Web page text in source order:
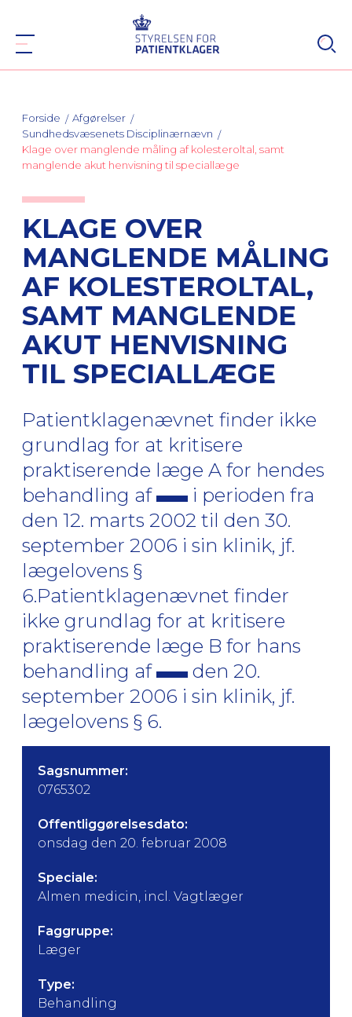
Forside
Afgørelser
Sundhedsvæsenets Disciplinærnævn
Klage over manglende måling af kolesteroltal, samt
manglende akut henvisning til speciallæge
KLAGE OVER
MANGLENDE MÅLING
AF KOLESTEROLTAL,
SAMT MANGLENDE
AKUT HENVISNING
TIL SPECIALLÆGE
Patientklagenævnet finder ikke
grundlag for at kritisere
praktiserende læge A for hendes
behandling af
i perioden fra
den 12. marts 2002 til den 30.
september 2006 i sin klinik, jf.
lægelovens §
6.Patientklagenævnet finder
ikke grundlag for at kritisere
praktiserende læge B for hans
behandling af
den 20.
september 2006 i sin klinik, jf.
lægelovens § 6.
Sagsnummer:
0765302
Offentliggørelsesdato:
onsdag den 20. februar 2008
Speciale:
Almen medicin, incl. Vagtlæger
Faggruppe:
Læger
Type:
Behandling